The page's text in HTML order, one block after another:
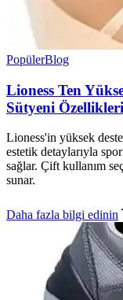
PopülerBlog
Lioness Ten
Sütyeni
Lioness'in yüksek
estetik detaylarıyla
sağlar. Çift kullanım
sunar.
Daha fazla bilgi edinin